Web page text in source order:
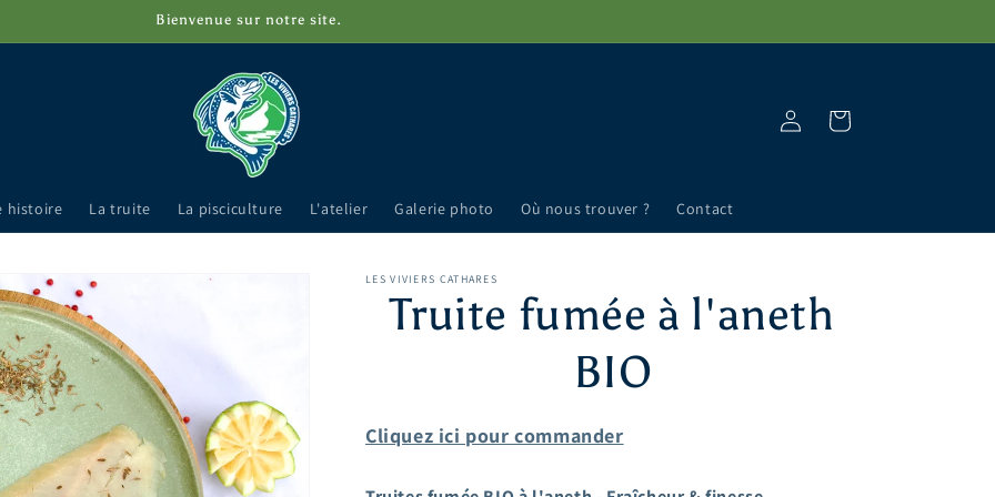
Bienvenue sur notre site.
histoire La truite La pisciculture L'atelier Galerie photo Où nous trouver ? Contact
Connexion Panier
LES VIVIERS CATHARES
Truite fumée à l'aneth
BIO
Cliquez ici pour commander